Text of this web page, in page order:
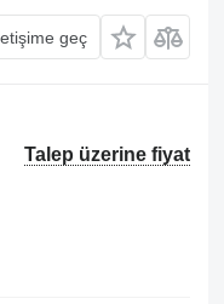
geç
Talep üzerine fiyat